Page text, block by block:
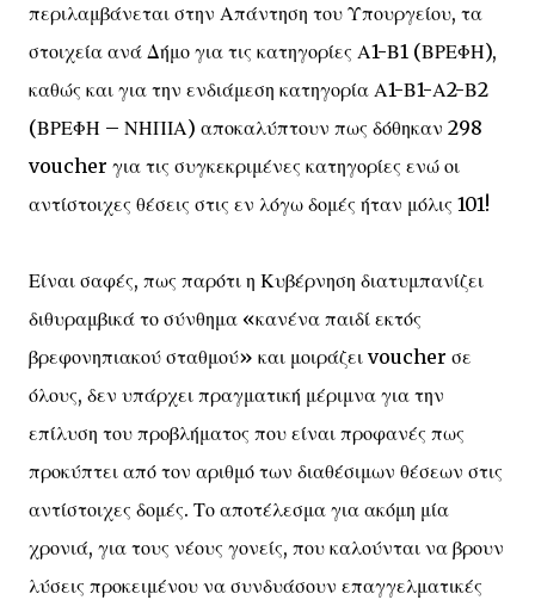
περιλαμβάνεται στην Απάντηση του Υπουργείου, τα
στοιχεία ανά Δήμο για τις κατηγορίες Α1-Β1 (ΒΡΕΦΗ),
καθώς και για την ενδιάμεση κατηγορία Α1-Β1-Α2-Β2
(ΒΡΕΦΗ – ΝΗΠΙΑ) αποκαλύπτουν πως δόθηκαν 298
voucher για τις συγκεκριμένες κατηγορίες ενώ οι
αντίστοιχες θέσεις στις εν λόγω δομές ήταν μόλις 101!
Είναι σαφές, πως παρότι η Κυβέρνηση διατυμπανίζει
διθυραμβικά το σύνθημα «κανένα παιδί εκτός
βρεφονηπιακού σταθμού» και μοιράζει voucher σε
όλους, δεν υπάρχει πραγματική μέριμνα για την
επίλυση του προβλήματος που είναι προφανές πως
προκύπτει από τον αριθμό των διαθέσιμων θέσεων στις
αντίστοιχες δομές. Το αποτέλεσμα για ακόμη μία
χρονιά, για τους νέους γονείς, που καλούνται να βρουν
λύσεις προκειμένου να συνδυάσουν επαγγελματικές